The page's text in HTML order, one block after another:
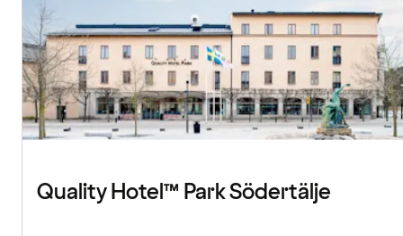
Quality Hotel™ Park Södertälje